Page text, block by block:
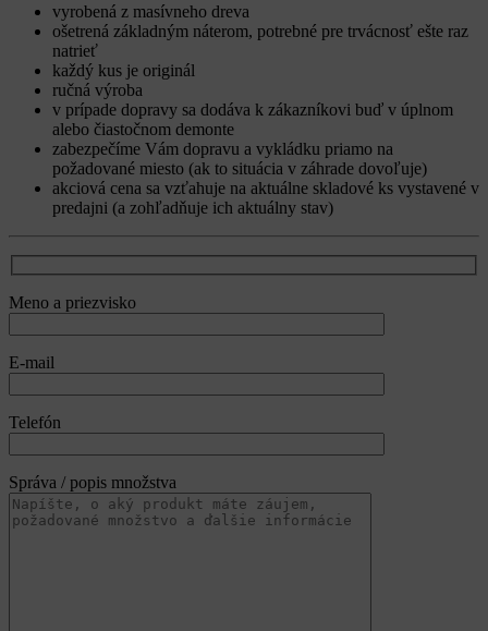
vyrobená z masívneho dreva
ošetrená základným náterom, potrebné pre trvácnosť ešte raz
natrieť
každý kus je originál
ručná výroba
v prípade dopravy sa dodáva k zákazníkovi buď v úplnom
alebo čiastočnom demonte
zabezpečíme Vám dopravu a vykládku priamo na
požadované miesto (ak to situácia v záhrade dovoľuje)
akciová cena sa vzťahuje na aktuálne skladové ks vystavené v
predajni (a zohľadňuje ich aktuálny stav)
Meno a priezvisko
E-mail
Telefón
Správa / popis množstva